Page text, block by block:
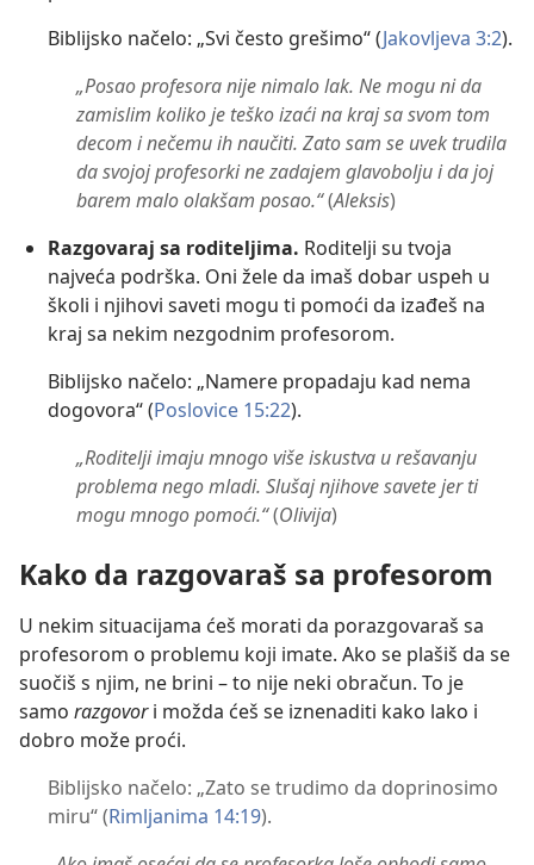
Biblijsko načelo: „Svi često grešimo“ (Jakovljeva 3:2).
„Posao profesora nije nimalo lak. Ne mogu ni da
zamislim koliko je teško izaći na kraj sa svom tom
decom i nečemu ih naučiti. Zato sam se uvek trudila
da svojoj profesorki ne zadajem glavobolju i da joj
barem malo olakšam posao.“(Aleksis)
Razgovaraj sa roditeljima. Roditelji su tvoja
najveća podrška. Oni žele da imaš dobar uspeh u
školi i njihovi saveti mogu ti pomoći da izađeš na
kraj sa nekim nezgodnim profesorom.
Biblijsko načelo: „Namere propadaju kad nema
dogovora“ (Poslovice 15:22).
„Roditelji imaju mnogo više iskustva u rešavanju
problema nego mladi. Slušaj njihove savete jer ti
mogu mnogo pomoći.“(Olivija)
Kako da razgovaraš sa profesorom
U nekim situacijama ćeš morati da porazgovaraš sa
profesorom o problemu koji imate. Ako se plašiš da se
suočiš s njim, ne brini – to nije neki obračun. To je
samo razgovori možda ćeš se iznenaditi kako lako i
dobro može proći.
Biblijsko načelo: „Zato se trudimo da doprinosimo
miru“ (Rimljanima 14:19).